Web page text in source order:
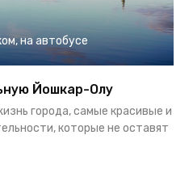
, на автобусе
Йошкар-Олу
города, самые красивые и
которые не оставят